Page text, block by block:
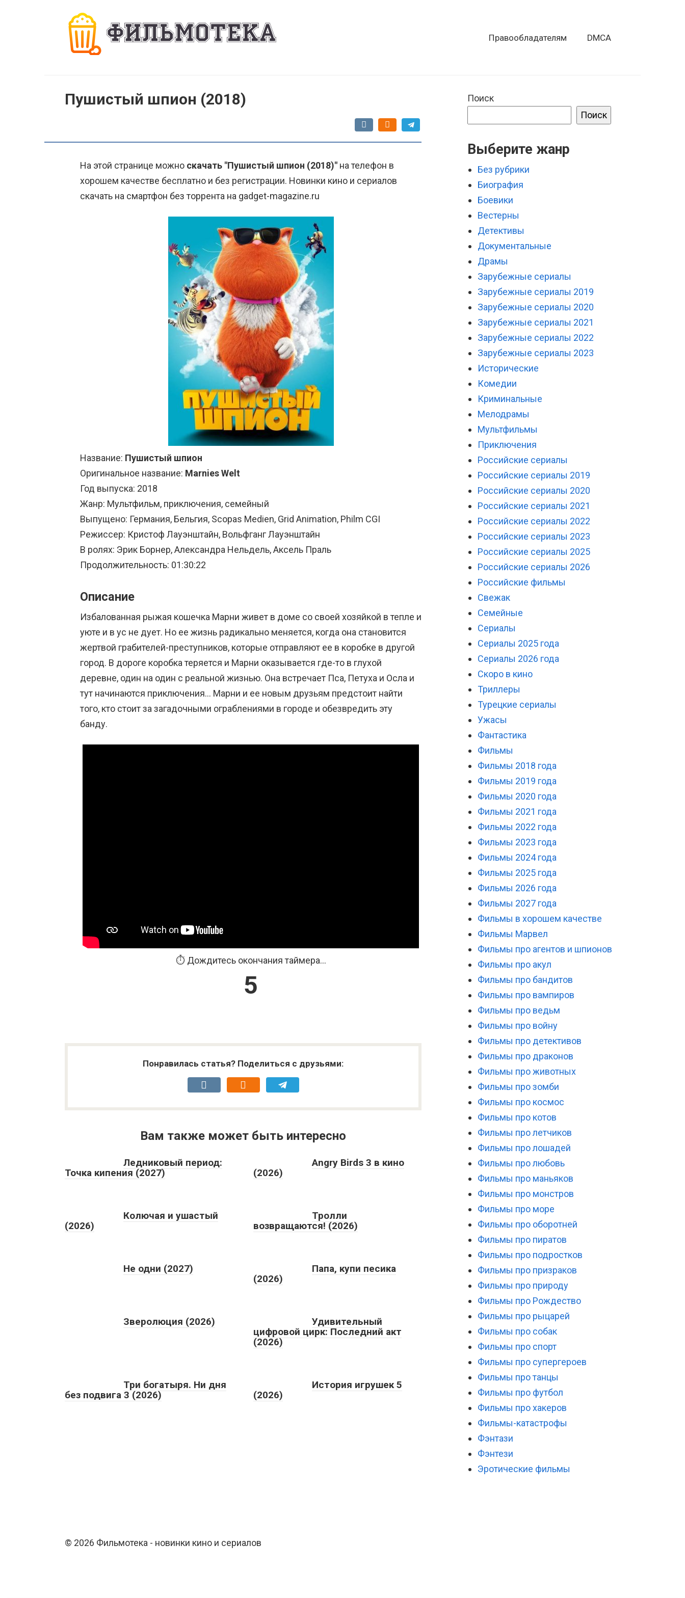
Правообладателям DMCA
Пушистый шпион (2018)
На этой странице можно скачать "Пушистый шпион (2018)" на телефон в
хорошем качестве бесплатно и без регистрации. Новинки кино и сериалов
скачать на смартфон без торрента на gadget-magazine.ru
Название: Пушистый шпион
Оригинальное название: Marnies Welt
Год выпуска: 2018
Жанр: Мультфильм, приключения, семейный
Выпущено: Германия, Бельгия, Scopas Medien, Grid Animation, Philm CGI
Режиссер: Кристоф Лауэнштайн, Вольфганг Лауэнштайн
В ролях: Эрик Борнер, Александра Нельдель, Аксель Праль
Продолжительность: 01:30:22
Описание
Избалованная рыжая кошечка Марни живет в доме со своей хозяйкой в тепле и
уюте и в ус не дует. Но ее жизнь радикально меняется, когда она становится
жертвой грабителей-преступников, которые отправляют ее в коробке в другой
город. В дороге коробка теряется и Марни оказывается где-то в глухой
деревне, один на один с реальной жизнью. Она встречает Пса, Петуха и Осла и
тут начинаются приключения… Марни и ее новым друзьям предстоит найти
того, кто стоит за загадочными ограблениями в городе и обезвредить эту
банду.
⏱️ Дождитесь окончания таймера...
4
Понравилась статья? Поделиться с друзьями:
Вам также может быть интересно
Ледниковый период:
Точка кипения (2027)
Angry Birds 3 в кино
(2026)
Колючая и ушастый
(2026)
Тролли
возвращаются! (2026)
Не одни (2027)
Папа, купи песика
(2026)
Зверолюция (2026)
Удивительный
цифровой цирк: Последний акт
(2026)
Три богатыря. Ни дня
без подвига 3 (2026)
История игрушек 5
(2026)
Поиск
Поиск
Выберите жанр
Без рубрики
Биография
Боевики
Вестерны
Детективы
Документальные
Драмы
Зарубежные сериалы
Зарубежные сериалы 2019
Зарубежные сериалы 2020
Зарубежные сериалы 2021
Зарубежные сериалы 2022
Зарубежные сериалы 2023
Исторические
Комедии
Криминальные
Мелодрамы
Мультфильмы
Приключения
Российские сериалы
Российские сериалы 2019
Российские сериалы 2020
Российские сериалы 2021
Российские сериалы 2022
Российские сериалы 2023
Российские сериалы 2025
Российские сериалы 2026
Российские фильмы
Свежак
Семейные
Сериалы
Сериалы 2025 года
Сериалы 2026 года
Скоро в кино
Триллеры
Турецкие сериалы
Ужасы
Фантастика
Фильмы
Фильмы 2018 года
Фильмы 2019 года
Фильмы 2020 года
Фильмы 2021 года
Фильмы 2022 года
Фильмы 2023 года
Фильмы 2024 года
Фильмы 2025 года
Фильмы 2026 года
Фильмы 2027 года
Фильмы в хорошем качестве
Фильмы Марвел
Фильмы про агентов и шпионов
Фильмы про акул
Фильмы про бандитов
Фильмы про вампиров
Фильмы про ведьм
Фильмы про войну
Фильмы про детективов
Фильмы про драконов
Фильмы про животных
Фильмы про зомби
Фильмы про космос
Фильмы про котов
Фильмы про летчиков
Фильмы про лошадей
Фильмы про любовь
Фильмы про маньяков
Фильмы про монстров
Фильмы про море
Фильмы про оборотней
Фильмы про пиратов
Фильмы про подростков
Фильмы про призраков
Фильмы про природу
Фильмы про Рождество
Фильмы про рыцарей
Фильмы про собак
Фильмы про спорт
Фильмы про супергероев
Фильмы про танцы
Фильмы про футбол
Фильмы про хакеров
Фильмы-катастрофы
Фэнтази
Фэнтези
Эротические фильмы
© 2026 Фильмотека - новинки кино и сериалов